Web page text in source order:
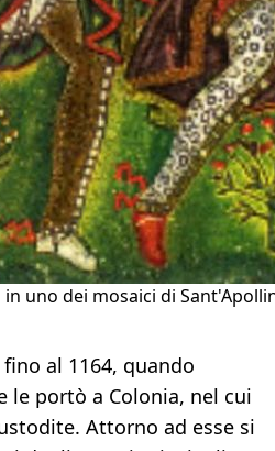
uno dei mosaici di
al 1164, quando
le portò a Colonia, nel cui
Attorno ad esse si